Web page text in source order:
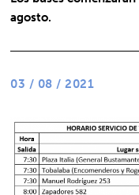
agosto.
03 / 08 / 2021